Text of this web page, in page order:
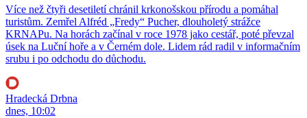
Více než čtyři desetiletí chránil krkonošskou přírodu a pomáhal
turistům. Zemřel Alfréd „Fredy“ Pucher, dlouholetý strážce
KRNAPu. Na horách začínal v roce 1978 jako cestář, poté převzal
úsek na Luční hoře a v Černém dole. Lidem rád radil v informačním
srubu i po odchodu do důchodu.
Hradecká Drbna
dnes, 10:02